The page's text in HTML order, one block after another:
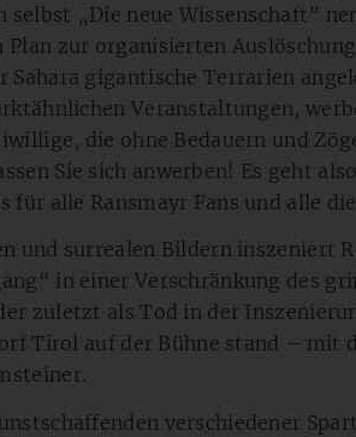
selbst „Die neue Wissenschaft”
zur organisierten
Sahara gigantische Terrarien
Veranstaltungen,
die ohne Bedauern und
Sie sich anwerben! Es geht
für alle Ransmayr Fans und alle
und surrealen Bildern inszeniert
in einer Verschränkung des
zuletzt als Tod in der
Tirol auf der Bühne stand – mit
verschiedener